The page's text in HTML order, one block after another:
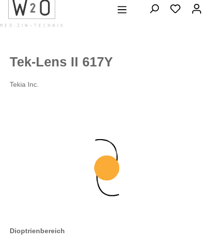
springen
Tek-Lens II 617Y
Tekia Inc.
Dioptrienbereich